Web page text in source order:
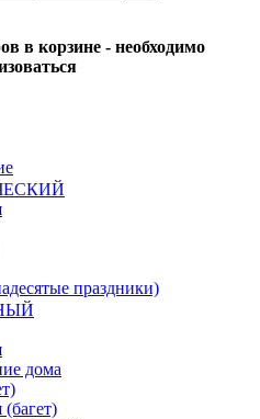
в корзине - необходимо
праздники)
дома